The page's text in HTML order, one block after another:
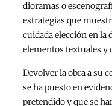
dioramas o
estrategias que
cuidada elección en la
elementos textuales y
Devolver la obra a su
se ha puesto en
pretendido y que se